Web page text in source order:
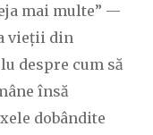
mai multe” —
vieții din
despre cum să
însă
dobândite